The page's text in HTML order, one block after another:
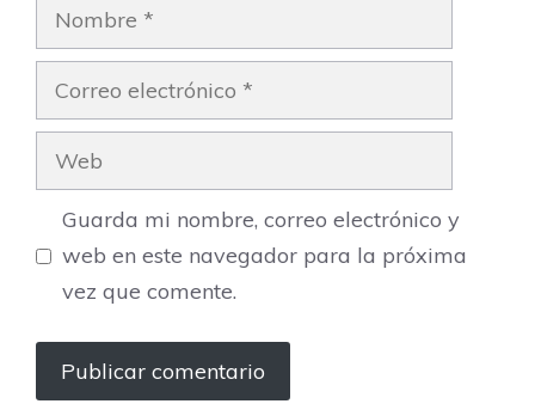
Nombre
Correo
electrónico
Web
Guarda mi nombre, correo electrónico y
web en este navegador para la próxima
vez que comente.